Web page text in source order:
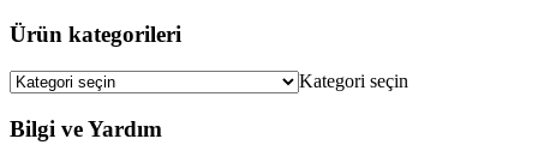
Ürün kategorileri
Kategori seçin
Bilgi ve Yardım